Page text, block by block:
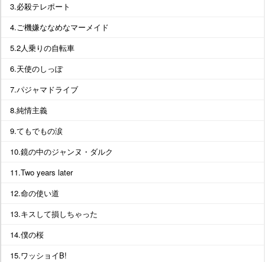
3.必殺テレポート
4.ご機嫌ななめなマーメイド
5.2人乗りの自転車
6.天使のしっぽ
7.パジャマドライブ
8.純情主義
9.てもでもの涙
10.鏡の中のジャンヌ・ダルク
11.Two years later
12.命の使い道
13.キスして損しちゃった
14.僕の桜
15.ワッショイB!